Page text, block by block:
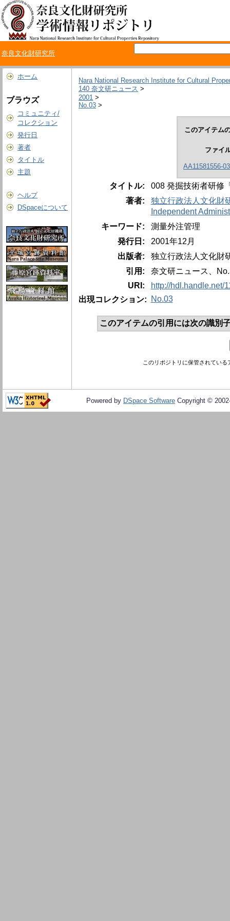
奈良文化財研究所
ホーム
ブラウズ
コミュニティ/
コレクション
発行日
著者
タイトル
主題
ヘルプ
DSpaceについて
Nara National Research Institute for Cultural
140 奈文研ニュース >
2001 >
No.03 >
このアイテム
ファイ
AA11581556-
タイトル:
008 発掘技術者研修
著者:
独立行政法人文化財
Independent
キーワード:
測量外注管理
発行日:
2001年12月
出版者:
独立行政法人文化財
引用:
奈文研ニュース、
URI:
http://hdl.handle.net/
出現コレクション:
No.03
このアイテムの引用には次の識別
このリポジトリに保管されてい
Powered by DSpace Software Copyright ©